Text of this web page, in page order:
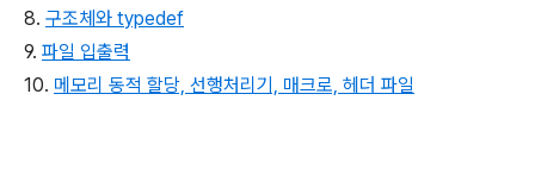
8. 구조체와 typedef
9. 파일 입출력
10. 메모리 동적 할당, 선행처리기, 매크로, 헤더 파일